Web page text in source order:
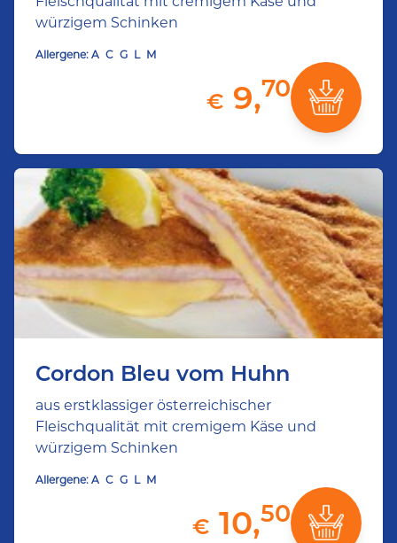
würzigem Schinken
Allergene: A C G L M
€ 9,70
Cordon Bleu vom Huhn
aus erstklassiger österreichischer
Fleischqualität mit cremigem Käse und
würzigem Schinken
Allergene: A C G L M
€ 10,50